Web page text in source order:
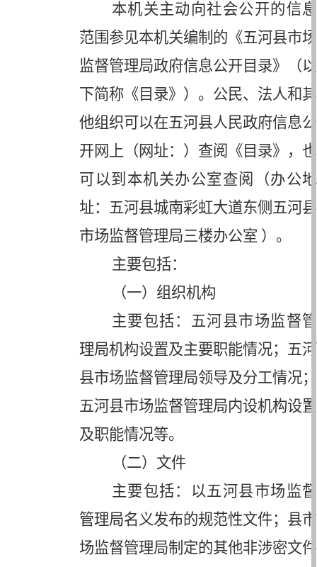
本机关主动向社会公开的信息
范围参见本机关编制的《五河县市场
监督管理局政府信息公开目录》（以
下简称《目录》）。公民、法人和其
他组织可以在五河县人民政府信息公
开网上（网址：）查阅《目录》，也
可以到本机关办公室查阅（办公地
址：五河县城南彩虹大道东侧五河县
市场监督管理局三楼办公室 ）。
主要包括：
（一）组织机构
主要包括：五河县市场监督管
理局机构设置及主要职能情况；五河
县市场监督管理局领导及分工情况；
五河县市场监督管理局内设机构设置
及职能情况等。
（二）文件
主要包括：以五河县市场监督
管理局名义发布的规范性文件；县市
场监督管理局制定的其他非涉密文件